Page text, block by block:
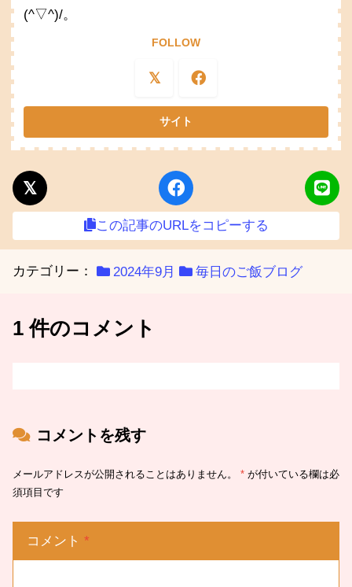
(^▽^)/。
FOLLOW
この記事のURLをコピーする
カテゴリー： 2024年9月 毎日のご飯ブログ
1 件のコメント
コメントを残す
メールアドレスが公開されることはありません。 * が付いている欄は必
須項目です
コメント *